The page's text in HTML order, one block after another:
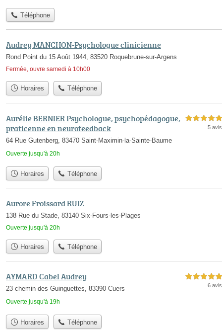
Téléphone
Audrey MANCHON-Psychologue clinicienne
Rond Point du 15 Août 1944, 83520 Roquebrune-sur-Argens
Fermée, ouvre samedi à 10h00
Horaires Téléphone
Aurélie BERNIER Psychologue, psychopédagogue,
praticenne en neurofeedback
64 Rue Gutenberg, 83470 Saint-Maximin-la-Sainte-Baume
Ouverte jusqu'à 20h
5,0 étoiles sur 5
5 avis
Horaires Téléphone
Aurore Froissard RUIZ
138 Rue du Stade, 83140 Six-Fours-les-Plages
Ouverte jusqu'à 20h
Horaires Téléphone
AYMARD Cabel Audrey
23 chemin des Guinguettes, 83390 Cuers
Ouverte jusqu'à 19h
5,0 étoiles sur 5
6 avis
Horaires Téléphone